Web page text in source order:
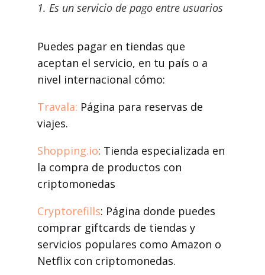
1. Es un servicio de pago entre usuarios
Puedes pagar en tiendas que
aceptan el servicio, en tu país o a
nivel internacional cómo:
Travala: Página para reservas de
viajes.
Shopping.io: Tienda especializada en
la compra de productos con
criptomonedas
Cryptorefills: Página donde puedes
comprar giftcards de tiendas y
servicios populares como Amazon o
Netflix con criptomonedas.